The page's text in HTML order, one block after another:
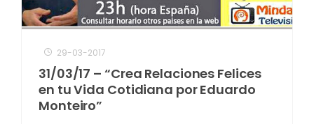
29-03-2017
31/03/17 – “Crea Relaciones Felices
en tu Vida Cotidiana por Eduardo
Monteiro”